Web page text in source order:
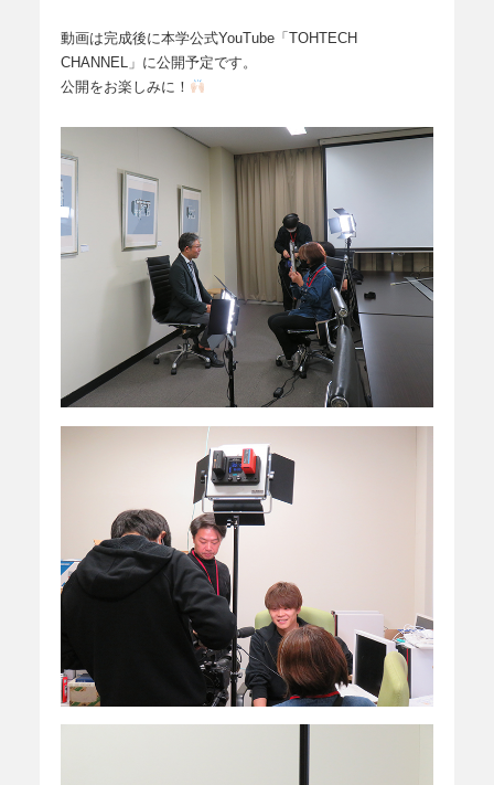
動画は完成後に本学公式YouTube「TOHTECH
CHANNEL」に公開予定です。
公開をお楽しみに！